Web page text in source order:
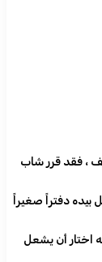
، فقد قرر شاب
دفتراً صغيراً
اختار أن يشعل